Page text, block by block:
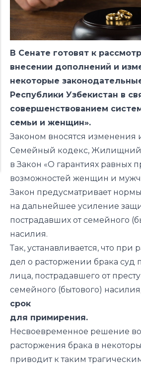
В Сенате готовят к
внесении дополнений и
некоторые
Республики Узбекистан в
совершенствованием
семьи и женщин».
Законом вносятся изменения
Семейный кодекс, Жилищний
в Закон «О гарантиях равных
возможностей женщин и
Закон предусматривает
на дальнейшее усиление
пострадавших от семейного
насилия.
Так, устанавливается, что при
дел о расторжении брака суд
лица, пострадавшего от
семейного (бытового)
срок
для примирения.
Несвоевременное решение
расторжения брака в
приводит к таким